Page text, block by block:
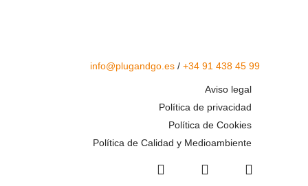
info@plugandgo.es / +34 91 438 45 99
Aviso legal
Política de privacidad
Política de Cookies
Política de Calidad y Medioambiente